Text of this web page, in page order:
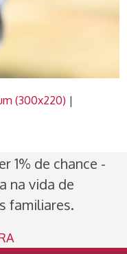
(300x220) |
1% de chance -
na vida de
familiares.